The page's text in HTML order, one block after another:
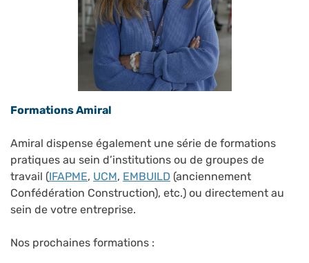
Formations Amiral
Amiral dispense également une série de formations
pratiques au sein d’institutions ou de groupes de
travail (IFAPME, UCM, EMBUILD (anciennement
Confédération Construction), etc.) ou directement au
sein de votre entreprise.
Nos prochaines formations :